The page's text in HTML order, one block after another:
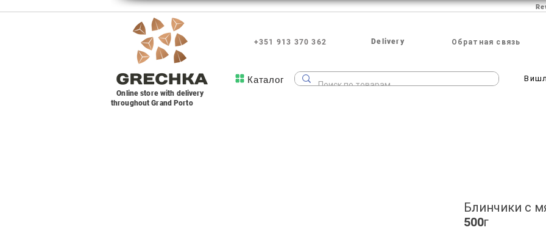
+351 913 370 362 Delivery Обратная связь
Online store with delivery
throughout Grand Porto
Каталог
Блинчики с
500г